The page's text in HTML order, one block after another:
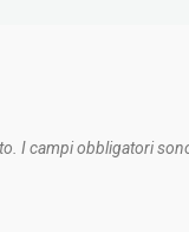
I campi obbligatori